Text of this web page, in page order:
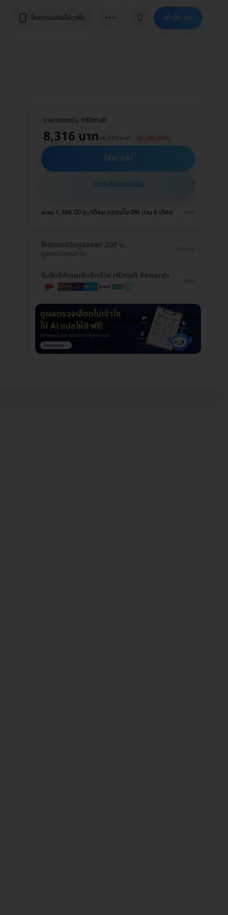
โหลดแอปรับโค้ดเพิ่ม ⋯ เข้าสู่ระบบ
ราคาจองกับ HDmall
8,316 บาท16,710 บาท ประหยัด 50%
ใส่ตะกร้า
แชทกับแอดมิน
ผ่อน 1,386.00 บ./เดือน ดอกเบี้ย 0% นาน 6 เดือน ขยาย
โหลดแอปรับคูปองลด 200 บ.
คูปองมีจำนวนจำกัด
โหลดเลย
รับสิทธิพิเศษเพิ่มอีกด้วย HDmall Rewards
ดูเพิ่ม